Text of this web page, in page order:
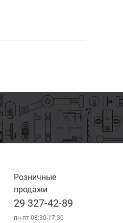
Розничные
продажи
29 327-42-89
пн-пт 08:30-17:30